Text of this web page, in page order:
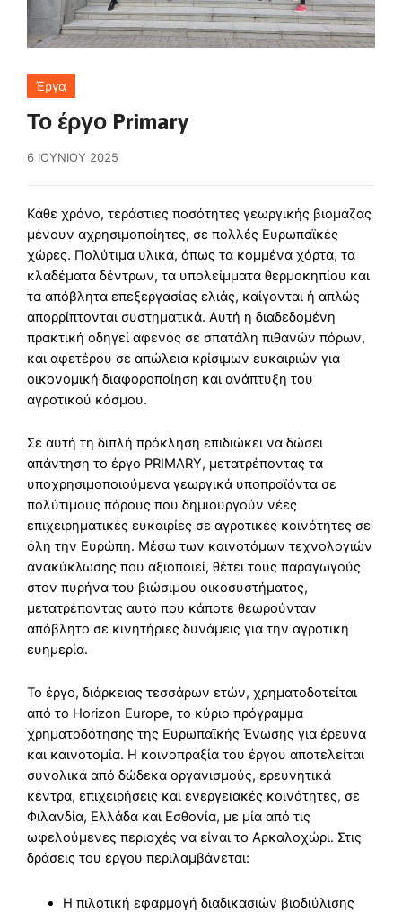
Έργα
Το έργο Primary
6 ΙΟΥΝΊΟΥ 2025
Κάθε χρόνο, τεράστιες ποσότητες γεωργικής βιομάζας
μένουν αχρησιμοποίητες, σε πολλές Ευρωπαϊκές
χώρες. Πολύτιμα υλικά, όπως τα κομμένα χόρτα, τα
κλαδέματα δέντρων, τα υπολείμματα θερμοκηπίου και
τα απόβλητα επεξεργασίας ελιάς, καίγονται ή απλώς
απορρίπτονται συστηματικά. Αυτή η διαδεδομένη
πρακτική οδηγεί αφενός σε σπατάλη πιθανών πόρων,
και αφετέρου σε απώλεια κρίσιμων ευκαιριών για
οικονομική διαφοροποίηση και ανάπτυξη του
αγροτικού κόσμου.
Σε αυτή τη διπλή πρόκληση επιδιώκει να δώσει
απάντηση το έργο PRIMARY, μετατρέποντας τα
υποχρησιμοποιούμενα γεωργικά υποπροϊόντα σε
πολύτιμους πόρους που δημιουργούν νέες
επιχειρηματικές ευκαιρίες σε αγροτικές κοινότητες σε
όλη την Ευρώπη. Μέσω των καινοτόμων τεχνολογιών
ανακύκλωσης που αξιοποιεί, θέτει τους παραγωγούς
στον πυρήνα του βιώσιμου οικοσυστήματος,
μετατρέποντας αυτό που κάποτε θεωρούνταν
απόβλητο σε κινητήριες δυνάμεις για την αγροτική
ευημερία.
Το έργο, διάρκειας τεσσάρων ετών, χρηματοδοτείται
από το Horizon Europe, το κύριο πρόγραμμα
χρηματοδότησης της Ευρωπαϊκής Ένωσης για έρευνα
και καινοτομία. Η κοινοπραξία του έργου αποτελείται
συνολικά από δώδεκα οργανισμούς, ερευνητικά
κέντρα, επιχειρήσεις και ενεργειακές κοινότητες, σε
Φιλανδία, Ελλάδα και Εσθονία, με μία από τις
ωφελούμενες περιοχές να είναι το Αρκαλοχώρι. Στις
δράσεις του έργου περιλαμβάνεται:
Η πιλοτική εφαρμογή διαδικασιών βιοδιύλισης